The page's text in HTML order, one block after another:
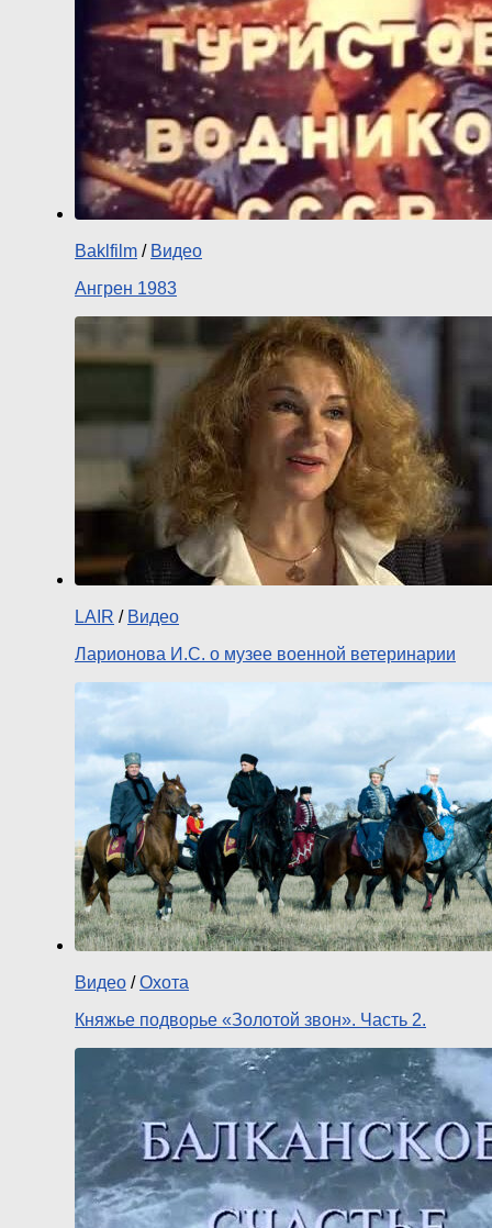
Baklfilm / Видео
Ангрен 1983
LAIR / Видео
Ларионова И.С. о музее военной ветеринарии
Видео /Охота
Княжье подворье «Золотой звон». Часть 2.